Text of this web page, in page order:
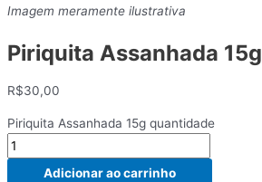
Imagem meramente ilustrativa
Piriquita Assanhada 15g
R$30,00
Piriquita Assanhada 15g quantidade
Adicionar ao carrinho